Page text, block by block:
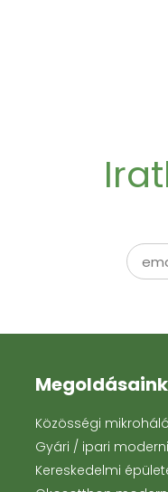
Megoldásaink
Közösségi
Gyári / ipari
Kereskedelmi